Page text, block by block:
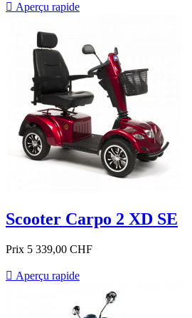
 Aperçu rapide
Scooter Carpo 2 XD SE
Prix 5 339,00 CHF
 Aperçu rapide